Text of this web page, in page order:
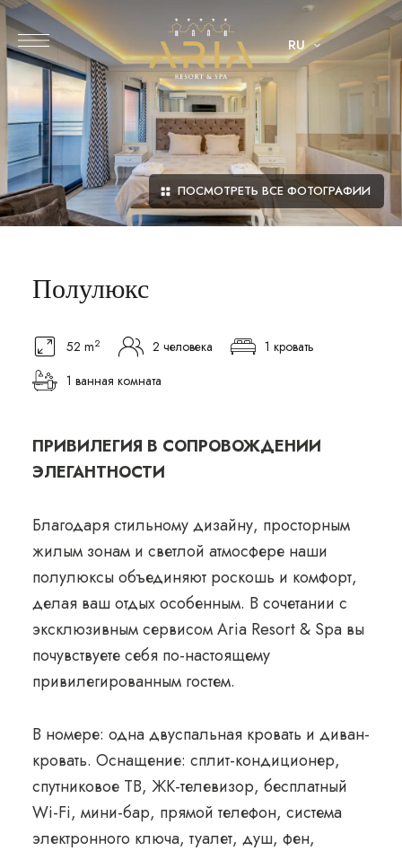
RU
ПОСМОТРЕТЬ ВСЕ ФОТОГРАФИИ
Полулюкс
52 m2 2 человека
1 кровать
1 ванная комната
ПРИВИЛЕГИЯ В СОПРОВОЖДЕНИИ
ЭЛЕГАНТНОСТИ
Благодаря стильному дизайну, просторным
жилым зонам и светлой атмосфере наши
полулюксы объединяют роскошь и комфорт,
делая ваш отдых особенным. В сочетании с
эксклюзивным сервисом Aria Resort & Spa вы
почувствуете себя по-настоящему
привилегированным гостем.
В номере: одна двуспальная кровать и диван-
кровать. Оснащение: сплит-кондиционер,
спутниковое ТВ, ЖК-телевизор, бесплатный
Wi-Fi, мини-бар, прямой телефон, система
электронного ключа, туалет, душ, фен,